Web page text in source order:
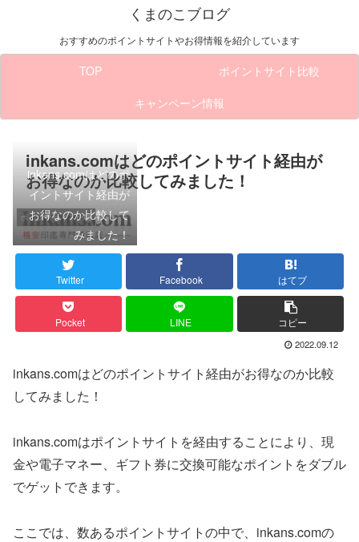
くまのこブログ
おすすめのポイントサイトやお得情報を紹介しています
TOP
ポイントサイト比較
キャンペーン情報
inkans.comはどのポイントサイト経由が
お得なのか比較してみました！
ポイントサイト比較
inkans.comはどのポ
イントサイト経由が
お得なのか比較して
みました！
Twitter Facebook はてブ
Pocket LINE コピー
2022.09.12
inkans.comはどのポイントサイト経由がお得なのか比較
してみました！
inkans.comはポイントサイトを経由することにより、現
金や電子マネー、ギフト券に交換可能なポイントをダブル
でゲットできます。
ここでは、数あるポイントサイトの中で、inkans.comの